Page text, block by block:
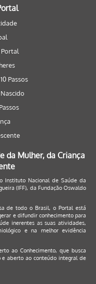
Passos
da Mulher, da Criança
Instituto Nacional de Saúde da
(IFF), da Fundação Oswaldo
de todo o Brasil, o Portal está
e difundir conhecimento para
inerentes as suas atividades,
e na melhor evidência
ao Conhecimento, que busca
aberto ao conteúdo integral de